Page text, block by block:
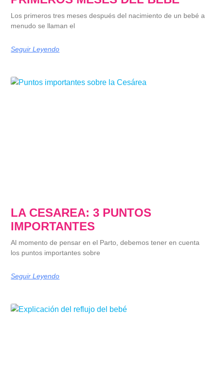
Los primeros tres meses después del nacimiento de un bebé a
menudo se llaman el
Seguir Leyendo
LA CESAREA: 3 PUNTOS
IMPORTANTES
Al momento de pensar en el Parto, debemos tener en cuenta
los puntos importantes sobre
Seguir Leyendo